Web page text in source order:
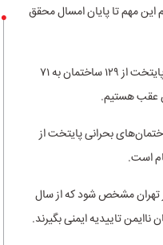
این مهم تا پایان امسال محقق
مهدی بابابی افزود: اکنون با تدابیر ایمنی اتخاذ شده، تعداد ساختمان‌های بحرانی پایتخت از ۱۲۹ ساختمان به ۷۱
عقب هستیم.
بحرانی پایتخت از
در تهران مشخص شود که از سال
تاییدیه ایمنی بگیرند.